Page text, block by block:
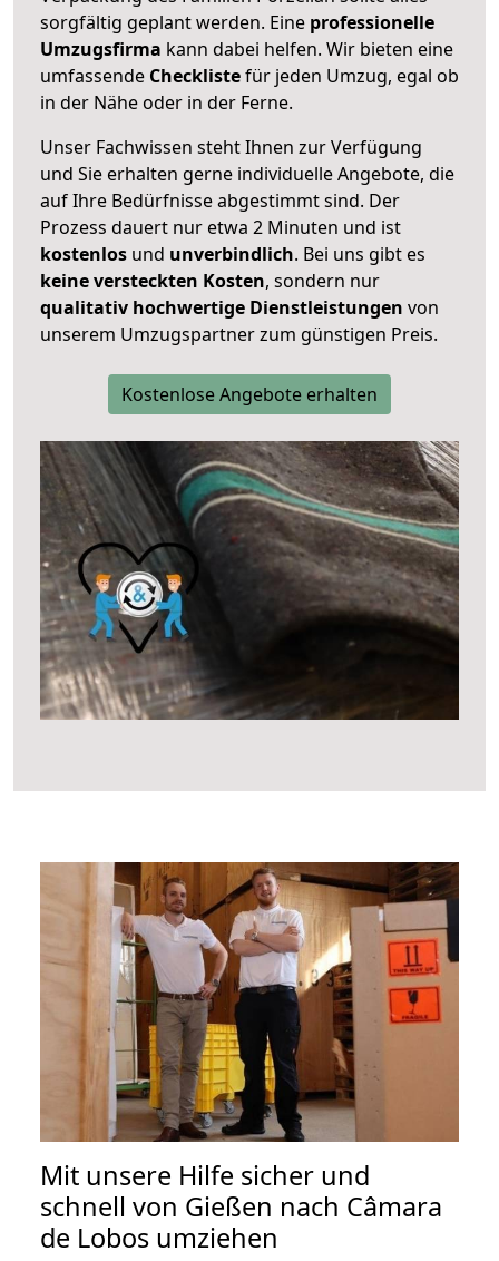
sorgfältig geplant werden. Eine professionelle
Umzugsfirma kann dabei helfen. Wir bieten eine
umfassende Checklistefür jeden Umzug, egal ob
in der Nähe oder in der Ferne.
Unser Fachwissen steht Ihnen zur Verfügung
und Sie erhalten gerne individuelle Angebote, die
auf Ihre Bedürfnisse abgestimmt sind. Der
Prozess dauert nur etwa 2 Minuten und ist
kostenlos und unverbindlich. Bei uns gibt es
keine versteckten Kosten, sondern nur
qualitativ hochwertige Dienstleistungen von
unserem Umzugspartner zum günstigen Preis.
Kostenlose Angebote erhalten
Mit unsere Hilfe sicher und
schnell von Gießen nach Câmara
de Lobos umziehen